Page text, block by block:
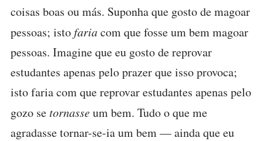
coisas boas ou más. Suponha que gosto de magoar
pessoas; istofariacom que fosse um bem magoar
pessoas. Imagine que eu gosto de reprovar
estudantes apenas pelo prazer que isso provoca;
isto faria com que reprovar estudantes apenas pelo
gozo setornasseum bem. Tudo o que me
agradasse tornar-se-ia um bem — ainda que eu